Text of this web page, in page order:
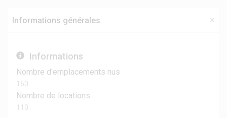
Informations générales
Informations
Nombre d'emplacements nus
160
Nombre de locations
110